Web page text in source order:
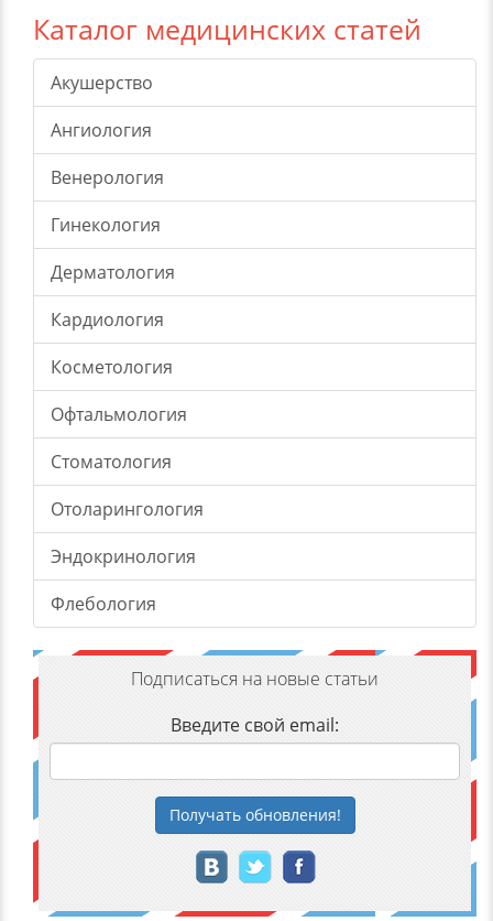
Каталог медицинских статей
Акушерство
Ангиология
Венерология
Гинекология
Дерматология
Кардиология
Косметология
Офтальмология
Стоматология
Отоларингология
Эндокринология
Флебология
Подписаться на новые статьи
Введите свой email:
Получатьобновления!